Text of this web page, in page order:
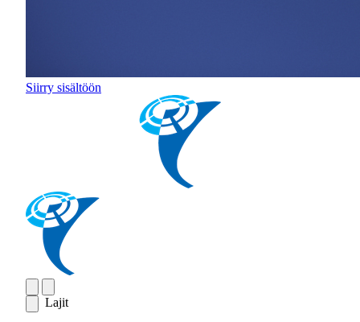
Siirry sisältöön
Lajit